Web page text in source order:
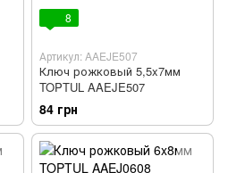
8
Артикул: AAEJE507
Ключ рожковый 5,5x7мм
TOPTUL AAEJE507
84 грн